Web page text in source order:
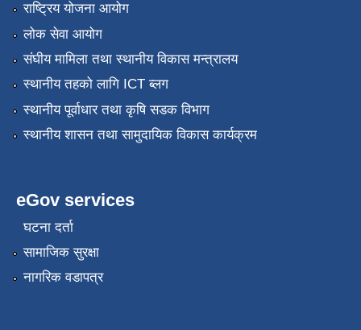
राष्ट्रिय योजना आयोग
लोक सेवा आयोग
संघीय मामिला तथा स्थानीय विकास मन्त्रालय
स्थानीय तहको लागि ICT ब्लग
स्थानीय पूर्वाधार तथा कृषि सडक विभाग
स्थानीय शासन तथा सामुदायिक विकास कार्यक्रम
eGov services
घटना दर्ता
सामाजिक सुरक्षा
नागरिक वडापत्र